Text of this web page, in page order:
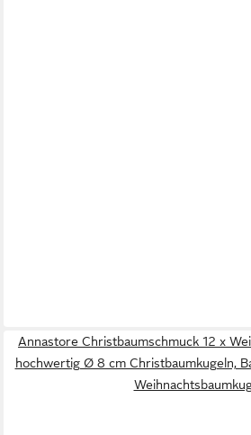
Annastore Christbaumschmuck 12 x
hochwertig Ø 8 cm Christbaumkugeln,